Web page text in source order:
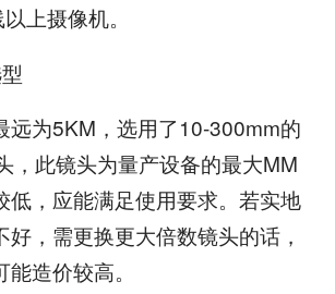
上摄像机。
为5KM，选用了10-300mm的
，此镜头为量产设备的最大MM
低，应能满足使用要求。若实地
，需更换更大倍数镜头的话，
造价较高。